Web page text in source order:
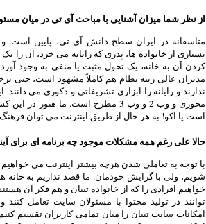
از نظر شما میزان آشنایی با مباحث آی تی در میان
متاسفانه در ایران سطح دانش آی تی، پایین است.
بسیاری از خانواده ها، پدری که رایانه می خرد، آن را
کردن آن به خانه، یک تحول مثبت یا منفی به وجود
مدیران عالی رتبه نظام هم کاملاً مشهود است، حتی
ندارند و رایانه را ابزاری تشریفاتی و دکوری می
محوری و وب 2 و وب 3 مطرح است. ما
است یا اکو! به هر حال از طریق اینترنت می توان فرهنگ
حالا علی رغم همه مشکلات موجود چه برنامه ای برای
شویم، ولی با گرایش خودمان. ما قصد نداریم به
خواهیم افرادی را که از خانواده تبیان و هم فکر آن
توانند در تولید محتوا با مسئولان سایت تعامل
امکانات سایت تبیان را میان تمامی کاربران تقسیم